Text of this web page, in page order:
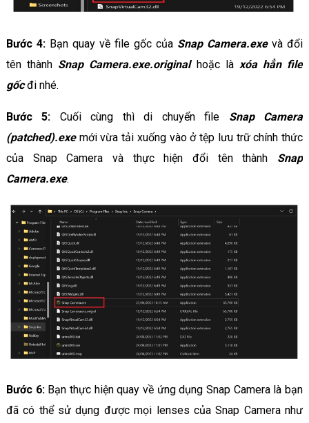
Bước 4:Bạn quay về file gốc của Snap Camera.exevà đổi
tên thành Snap Camera.exe.originalhoặc là xóa hẳn file
gốcđi nhé.
Bước 5: Cuối cùng thì di chuyển file Snap Camera
(patched).exemới vừa tải xuống vào ở tệp lưu trữ chính thức
của Snap Camera và thực hiện đổi tên thành Snap
Camera.exe.
Bước 6: Bạn thực hiện quay về ứng dụng Snap Camera là bạn
đã có thể sử dụng được mọi lenses của Snap Camera như